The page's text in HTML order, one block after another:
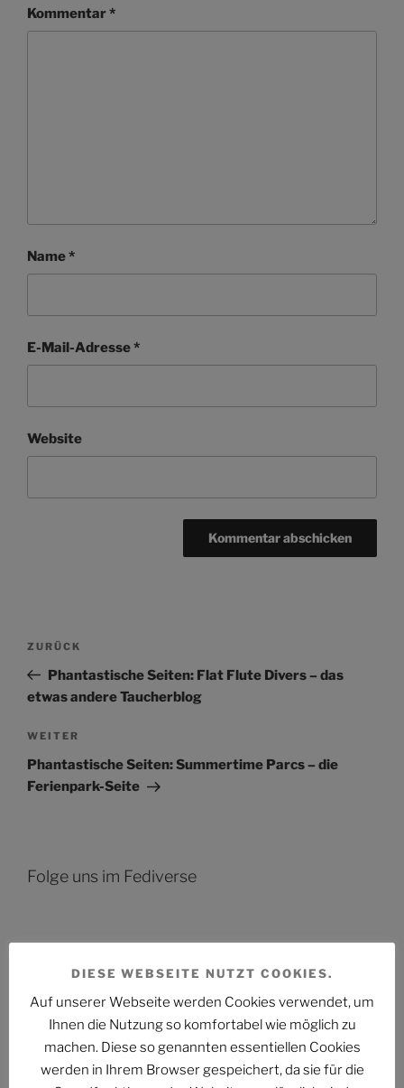
Kommentar*
Name*
E-Mail-Adresse*
Website
Beitragsnavigation
Vorheriger
Beitrag
ZURÜCK
Phantastische Seiten: Flat Flute Divers – das
etwas andere Taucherblog
Nächster
Beitrag
WEITER
Phantastische Seiten: Summertime Parcs – die
Ferienpark-Seite
Folge uns im Fediverse
Das Phantastische Projekt - PHAN.PRO
@phan.pro@phan.pro
Folgen
DIESE WEBSEITE NUTZT COOKIES.
Auf unserer Webseite werden Cookies verwendet, um
Ihnen die Nutzung so komfortabel wie möglich zu
machen. Diese so genannten essentiellen Cookies
werden in Ihrem Browser gespeichert, da sie für die